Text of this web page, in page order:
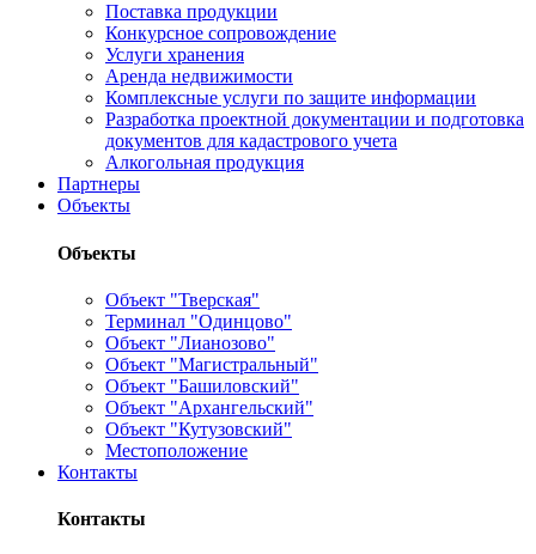
Поставка продукции
Конкурсное сопровождение
Услуги хранения
Аренда недвижимости
Комплексные услуги по защите информации
Разработка проектной документации и подготовка
документов для кадастрового учета
Алкогольная продукция
Партнеры
Объекты
Объекты
Объект "Тверская"
Терминал "Одинцово"
Объект "Лианозово"
Объект "Магистральный"
Объект "Башиловский"
Объект "Архангельский"
Объект "Кутузовский"
Местоположение
Контакты
Контакты